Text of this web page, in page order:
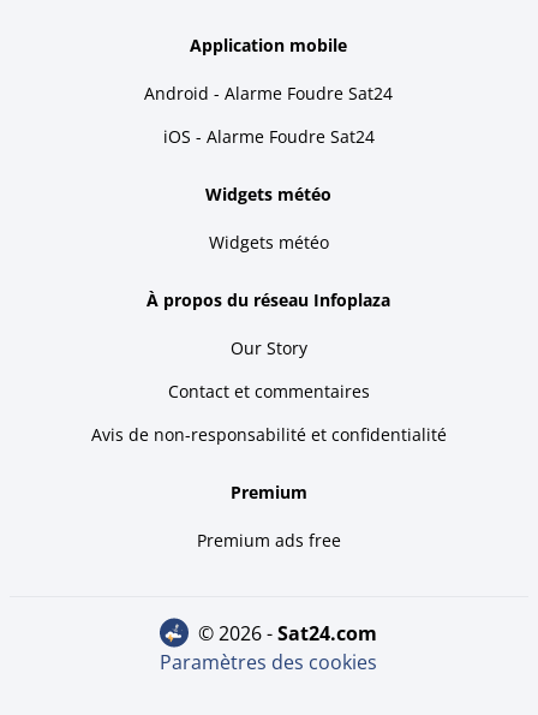
Application mobile
Android - Alarme Foudre Sat24
iOS - Alarme Foudre Sat24
Widgets météo
Widgets météo
À propos du réseau Infoplaza
Our Story
Contact et commentaires
Avis de non-responsabilité et confidentialité
Premium
Premium ads free
© 2026 - sat24.com
Paramètres des cookies